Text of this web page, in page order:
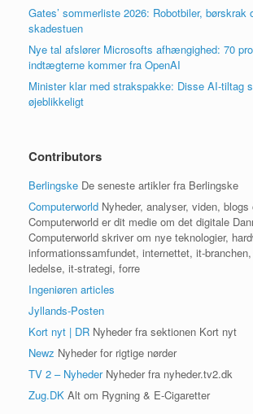
Gates’ sommerliste 2026: Robotbiler, børskrak
skadestuen
Nye tal afslører Microsofts afhængighed: 70
indtægterne kommer fra OpenAI
Minister klar med strakspakke: Disse AI-tiltag
øjeblikkeligt
Contributors
Berlingske De seneste artikler fra Berlingske
Computerworld Nyheder, analyser, viden,
Computerworld er dit medie om det digitale
Computerworld skriver om nye teknologier,
informationssamfundet, internettet, it-
ledelse, it-strategi, forre
Ingeniøren articles
Jyllands-Posten
Kort nyt | DR Nyheder fra sektionen Kort nyt
Newz Nyheder for rigtige nørder
TV 2 – NyhederNyheder fra nyheder.tv2.dk
Zug.DK Alt om Rygning & E-Cigaretter